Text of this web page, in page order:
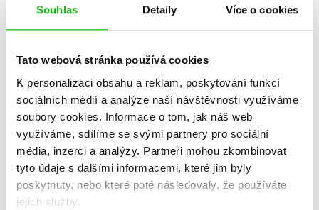
Souhlas Detaily Více o cookies
Tato webová stránka používá cookies
K personalizaci obsahu a reklam, poskytování funkcí
sociálních médií a analýze naší návštěvnosti využíváme
soubory cookies. Informace o tom, jak náš web
využíváme, sdílíme se svými partnery pro sociální
média, inzerci a analýzy. Partneři mohou zkombinovat
tyto údaje s dalšími informacemi, které jim byly
poskytnuty, nebo které poté následovaly, že používáte
jejich služby.